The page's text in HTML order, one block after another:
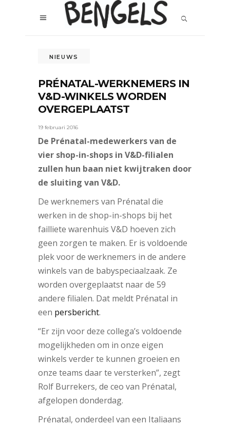
NIEUWS
PRÉNATAL-WERKNEMERS IN
V&D-WINKELS WORDEN
OVERGEPLAATST
19 februari 2016
De Prénatal-medewerkers van de
vier shop-in-shops in V&D-filialen
zullen hun baan niet kwijtraken door
de sluiting van V&D.
De werknemers van Prénatal die
werken in de shop-in-shops bij het
failliete warenhuis V&D hoeven zich
geen zorgen te maken. Er is voldoende
plek voor de werknemers in de andere
winkels van de babyspeciaalzaak. Ze
worden overgeplaatst naar de 59
andere filialen. Dat meldt Prénatal in
een persbericht.
“Er zijn voor deze collega’s voldoende
mogelijkheden om in onze eigen
winkels verder te kunnen groeien en
onze teams daar te versterken”, zegt
Rolf Burrekers, de ceo van Prénatal,
afgelopen donderdag.
Prénatal, onderdeel van een Italiaans